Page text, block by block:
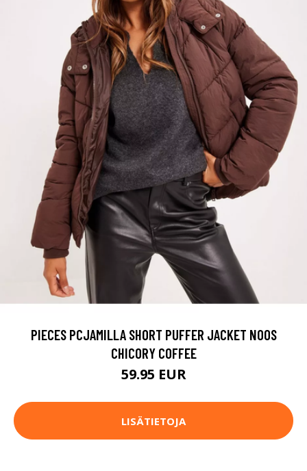
PIECES PCJAMILLA SHORT PUFFER JACKET NOOS
CHICORY COFFEE
59.95 EUR
LISÄTIETOJA